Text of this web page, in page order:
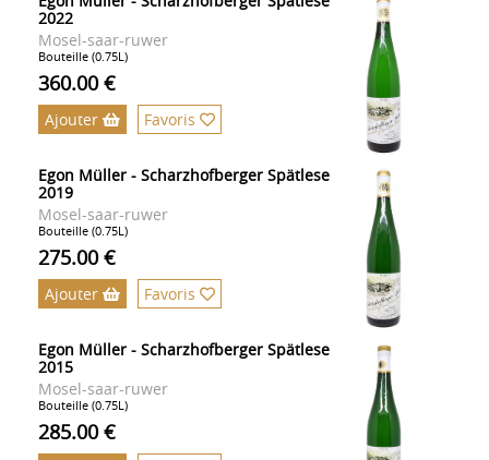
2022
Mosel-saar-ruwer
Bouteille (0.75L)
360.00 €
Ajouter Favoris
Egon Müller - Scharzhofberger Spätlese
2019
Mosel-saar-ruwer
Bouteille (0.75L)
275.00 €
Ajouter Favoris
Egon Müller - Scharzhofberger Spätlese
2015
Mosel-saar-ruwer
Bouteille (0.75L)
285.00 €